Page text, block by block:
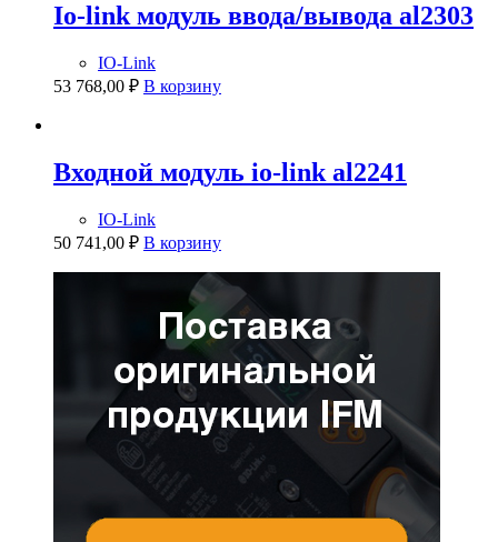
Io-link модуль ввода/вывода al2303
IO-Link
53 768,00 ₽ В корзину
Входной модуль io-link al2241
IO-Link
50 741,00 ₽ В корзину